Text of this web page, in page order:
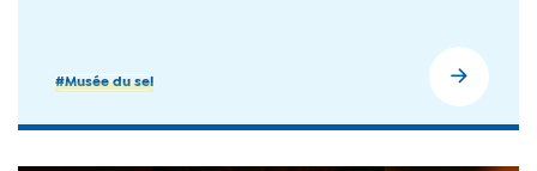
#Musée du sel